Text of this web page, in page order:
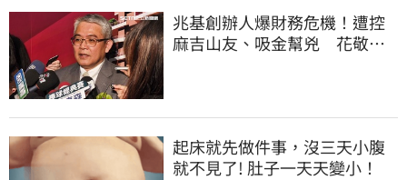
兆基創辦人爆財務危機！遭控
麻吉山友、吸金幫兇 花敬群
起床就先做件事，沒三天小腹
就不見了! 肚子一天天變小！